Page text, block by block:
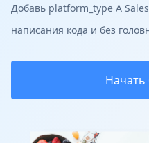
Добавь platform_type A
написания кода и без
Начать